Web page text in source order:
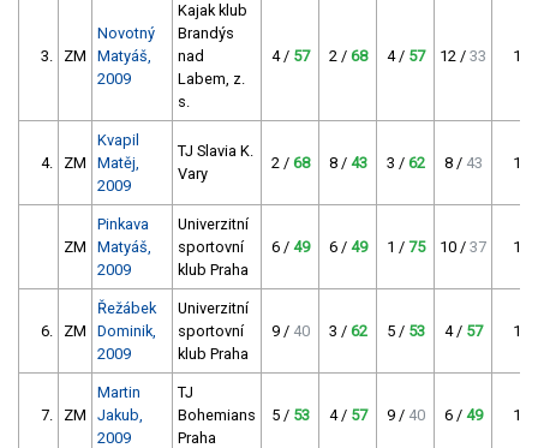
3. ZM
Novotný
Matyáš,
2009
Kajak klub
Brandýs
nad
Labem, z.
s.
4 / 57 2 / 68 4 / 57 12 / 33 182
4. ZM
Kvapil
Matěj,
2009
TJ Slavia K.
Vary
2 / 68 8 / 43 3 / 62 8 / 43 173
ZM
Pinkava
Matyáš,
2009
Univerzitní
sportovní
klub Praha
6 / 49 6 / 49 1 / 75 10 / 37 173
6. ZM
Řežábek
Dominik,
2009
Univerzitní
sportovní
klub Praha
9 / 40 3 / 62 5 / 53 4 / 57 172
7. ZM
Martin
Jakub,
2009
TJ
Bohemians
Praha
5 / 53 4 / 57 9 / 40 6 / 49 159